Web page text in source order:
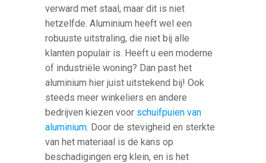
verward met staal, maar dit is niet
hetzelfde. Aluminium heeft wel een
robuuste uitstraling, die niet bij alle
klanten populair is. Heeft u een moderne
of industriële woning? Dan past het
aluminium hier juist uitstekend bij! Ook
steeds meer winkeliers en andere
bedrijven kiezen voor schuifpuien van
aluminium. Door de stevigheid en sterkte
van het materiaal is de kans op
beschadigingen erg klein, en is het